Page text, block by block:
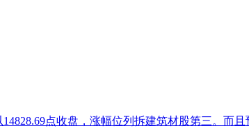
点收盘，涨幅位列拆建筑材股第三。而